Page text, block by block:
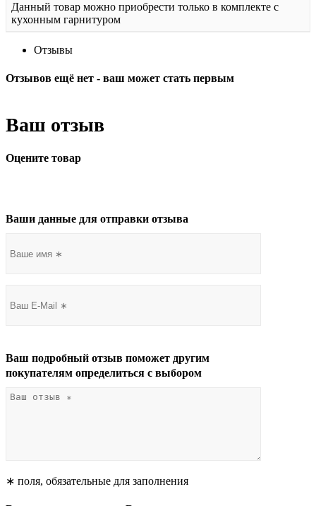
Данный товар можно приобрести только в комплекте с
кухонным гарнитуром
Отзывы
Отзывов ещё нет - ваш может стать первым
Ваш отзыв
Оцените товар
Ваши данные для отправки отзыва
Ваш подробный отзыв поможет другим
покупателям определиться с выбором
∗ поля, обязательные для заполнения